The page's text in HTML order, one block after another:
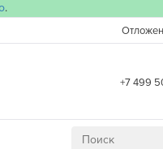
.
+7 499